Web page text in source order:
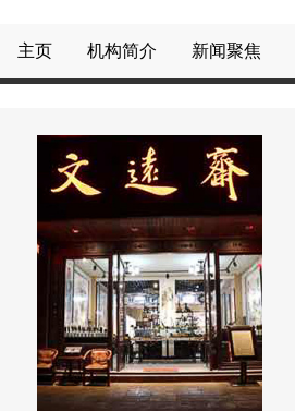
主页 机构简介 新闻聚焦